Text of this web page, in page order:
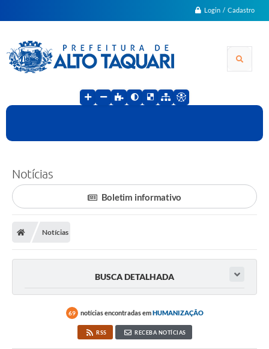
Login / Cadastro
Notícias
Boletim informativo
Notícias
BUSCA DETALHADA
69 notícias encontradas emHUMANIZAÇÃO
RSS RECEBA NOTÍCIAS